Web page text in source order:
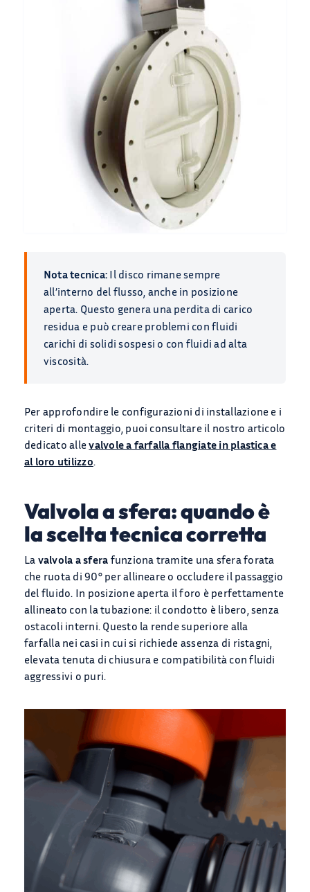
Nota tecnica: Il disco rimane sempre
all’interno del flusso, anche in posizione
aperta. Questo genera una perdita di carico
residua e può creare problemi con fluidi
carichi di solidi sospesi o con fluidi ad alta
viscosità.
Per approfondire le configurazioni di installazione e i
criteri di montaggio, puoi consultare il nostro articolo
dedicato allevalvole a farfalla flangiate in plastica e
al loro utilizzo.
Valvola a sfera: quando è
la scelta tecnica corretta
La valvola a sfera funziona tramite una sfera forata
che ruota di 90° per allineare o occludere il passaggio
del fluido. In posizione aperta il foro è perfettamente
allineato con la tubazione: il condotto è libero, senza
ostacoli interni. Questo la rende superiore alla
farfalla nei casi in cui si richiede assenza di ristagni,
elevata tenuta di chiusura e compatibilità con fluidi
aggressivi o puri.